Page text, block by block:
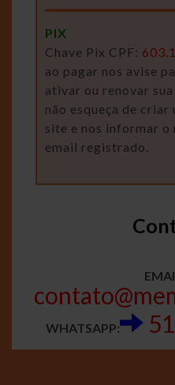
PIX
Chave Pix CPF:
ao pagar nos avise
ativar ou renovar sua
não esqueça de
site e nos informar o
email registrado.
WHATSAPP: